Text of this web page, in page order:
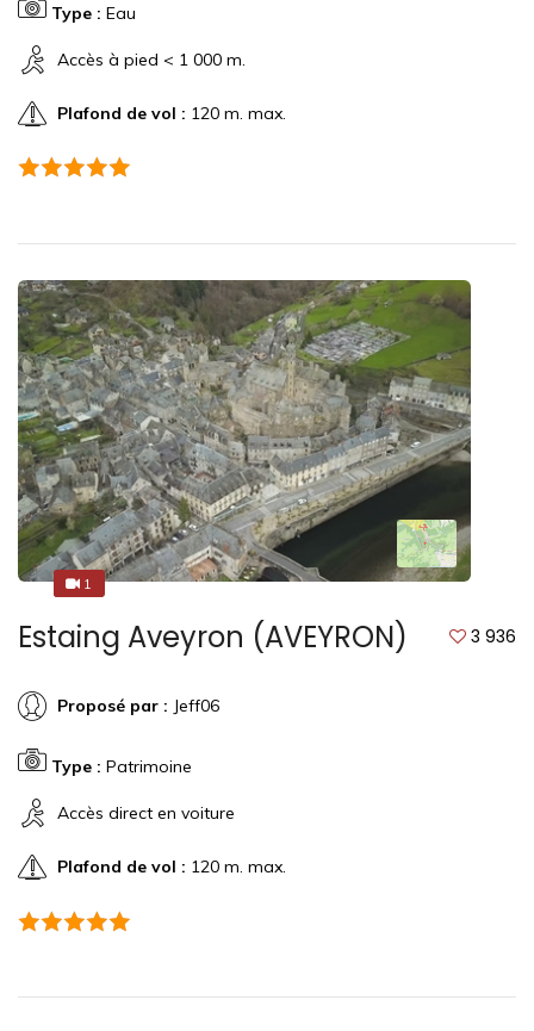
Type : Eau
Accès à pied < 1 000 m.
Plafond de vol : 120 m. max.
1
1
Estaing Aveyron (AVEYRON) 3 936
Proposé par : Jeff06
Type : Patrimoine
Accès direct en voiture
Plafond de vol : 120 m. max.